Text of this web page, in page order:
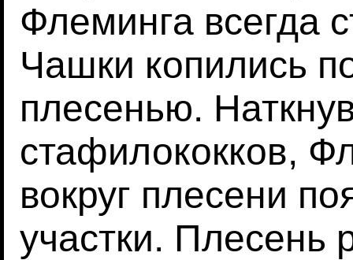
Флеминга всегда
Чашки копились
плесенью.
стафилококков,
вокруг плесени
участки. Плесень